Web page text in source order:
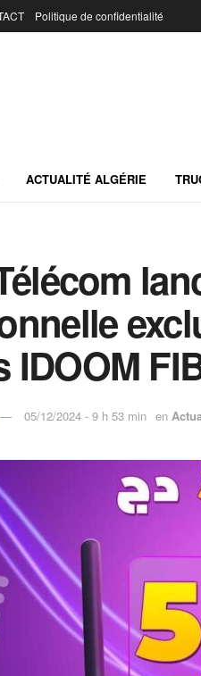
Politique de confidentialité
ACTUALITÉ ALGÉRIE
IDOOM
05/12/2024 - 9 h 53 min en